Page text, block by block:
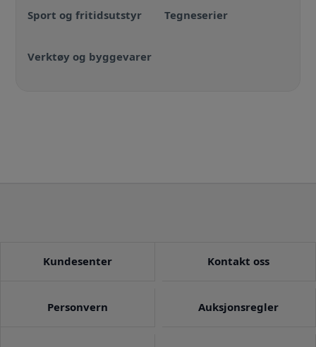
Sport og fritidsutstyr Tegneserier
Verktøy og byggevarer
Kundesenter Kontakt oss
Personvern Auksjonsregler